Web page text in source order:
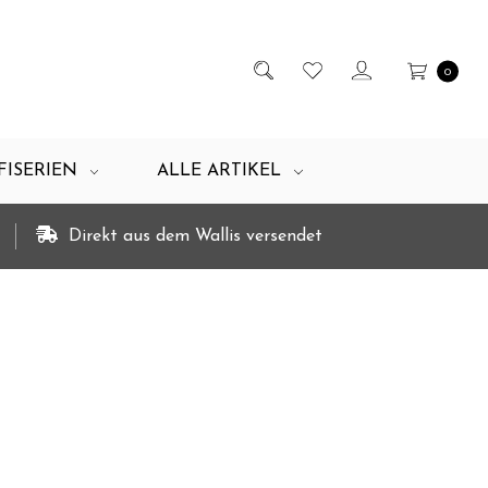
0
ALLE ARTIKEL
Direkt aus dem Wallis versendet